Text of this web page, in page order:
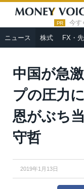
PR 今す
ニュース 株式 FX・
HOME » ニュース
屈した習近平と金正
中国が急
プの圧力
恩がぶち
守哲
2019年1月13日